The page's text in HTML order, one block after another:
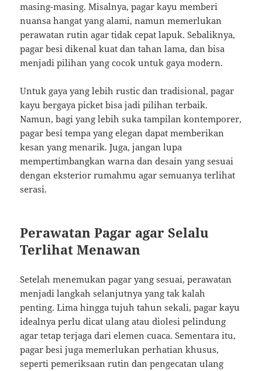
masing-masing. Misalnya, pagar kayu memberi
nuansa hangat yang alami, namun memerlukan
perawatan rutin agar tidak cepat lapuk. Sebaliknya,
pagar besi dikenal kuat dan tahan lama, dan bisa
menjadi pilihan yang cocok untuk gaya modern.
Untuk gaya yang lebih rustic dan tradisional, pagar
kayu bergaya picket bisa jadi pilihan terbaik.
Namun, bagi yang lebih suka tampilan kontemporer,
pagar besi tempa yang elegan dapat memberikan
kesan yang menarik. Juga, jangan lupa
mempertimbangkan warna dan desain yang sesuai
dengan eksterior rumahmu agar semuanya terlihat
serasi.
Perawatan Pagar agar Selalu
Terlihat Menawan
Setelah menemukan pagar yang sesuai, perawatan
menjadi langkah selanjutnya yang tak kalah
penting. Lima hingga tujuh tahun sekali, pagar kayu
idealnya perlu dicat ulang atau diolesi pelindung
agar tetap terjaga dari elemen cuaca. Sementara itu,
pagar besi juga memerlukan perhatian khusus,
seperti pemeriksaan rutin dan pengecatan ulang